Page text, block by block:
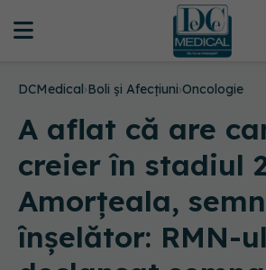
DCMedical›Boli și Afecțiuni›Oncologie
A aflat că are
creier în stadiul
Amorțeala,
înșelător: RMN-